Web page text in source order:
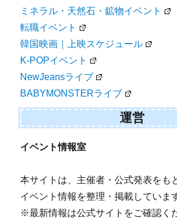
ミネラル・天然石・鉱物イベント
転職イベント
韓国映画｜上映スケジュール
K-POPイベント
NewJeansライブ
BABYMONSTERライブ
運営
イベント情報室
本サイトは、主催者・公式発表をも
イベント情報を整理・掲載していま
※最新情報は公式サイトをご確認く